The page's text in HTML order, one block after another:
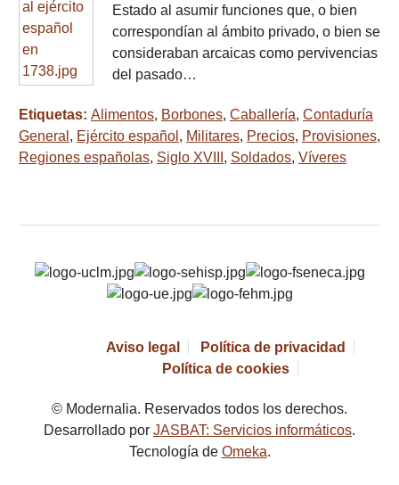
Estado al asumir funciones que, o bien
correspondían al ámbito privado, o bien se
consideraban arcaicas como pervivencias
del pasado…
Etiquetas: Alimentos, Borbones, Caballería, Contaduría
General , Ejército español , Militares, Precios, Provisiones,
Regiones españolas, Siglo XVIII , Soldados, Víveres
Aviso legal
Política de privacidad
Política de cookies
© Modernalia. Reservados todos los derechos.
Desarrollado por JASBAT: Servicios informáticos.
Tecnología de Omeka.